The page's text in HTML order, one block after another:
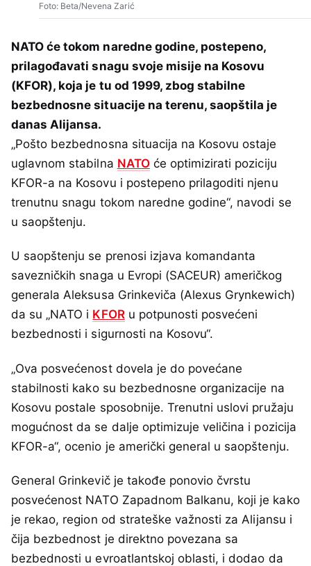
Foto: Beta/Nevena Zarić
NATO će tokom naredne godine, postepeno,
prilagođavati snagu svoje misije na Kosovu
(KFOR), koja je tu od 1999, zbog stabilne
bezbednosne situacije na terenu, saopštila je
danas Alijansa.
„Pošto bezbednosna situacija na Kosovu ostaje
uglavnom stabilna NATOće optimizirati poziciju
KFOR-a na Kosovu i postepeno prilagoditi njenu
trenutnu snagu tokom naredne godine“, navodi se
u saopštenju.
U saopštenju se prenosi izjava komandanta
savezničkih snaga u Evropi (SACEUR) američkog
generala Aleksusa Grinkeviča (Alexus Grynkewich)
da su „NATO i KFORu potpunosti posvećeni
bezbednosti i sigurnosti na Kosovu“.
„Ova posvećenost dovela je do povećane
stabilnosti kako su bezbednosne organizacije na
Kosovu postale sposobnije. Trenutni uslovi pružaju
mogućnost da se dalje optimizuje veličina i pozicija
KFOR-a“, ocenio je američki general u saopštenju.
General Grinkevič je takođe ponovio čvrstu
posvećenost NATO Zapadnom Balkanu, koji je kako
je rekao, region od strateške važnosti za Alijansu i
čija bezbednost je direktno povezana sa
bezbednosti u evroatlantskoj oblasti, i dodao da